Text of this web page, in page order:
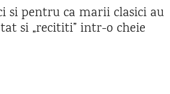
si pentru ca marii clasici au
si „recititi” intr-o cheie